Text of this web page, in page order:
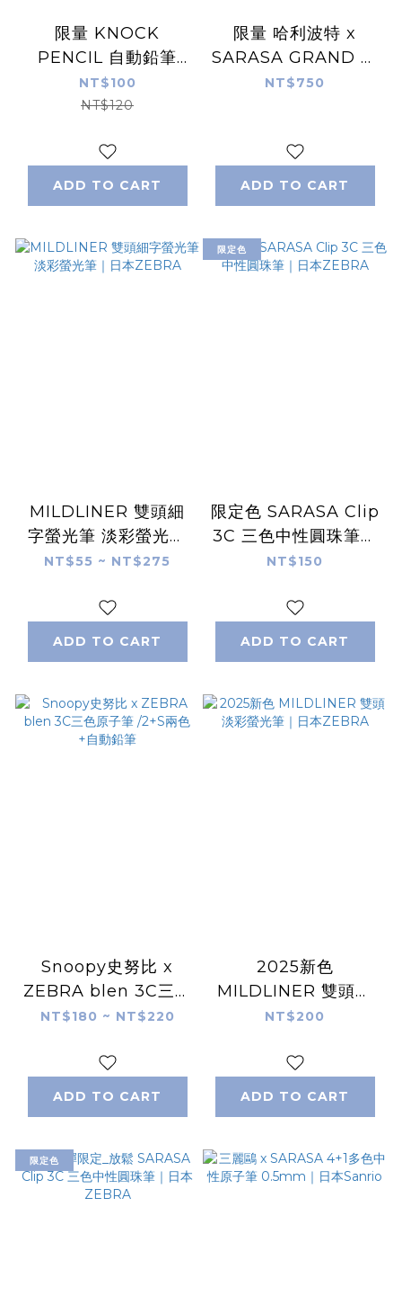
限量 KNOCK
PENCIL 自動鉛筆
0.5mm｜日本
ZEBRA
NT$100
NT$120
ADD TO CART
限量 哈利波特 x
SARASA GRAND 復
古色 尊爵圓珠筆0.5
NT$750
ADD TO CART
MILDLINER 雙頭細
字螢光筆 淡彩螢光筆
｜日本ZEBRA
NT$55 ~ NT$275
ADD TO CART
限定色
限定色 SARASA Clip
3C 三色中性圓珠筆｜
日本ZEBRA
NT$150
ADD TO CART
Snoopy史努比 x
ZEBRA blen 3C三色
原子筆 /2+S兩色+自
NT$180 ~ NT$220
ADD TO CART
2025新色
MILDLINER 雙頭淡
彩螢光筆｜日本
NT$200
ADD TO CART
限定色